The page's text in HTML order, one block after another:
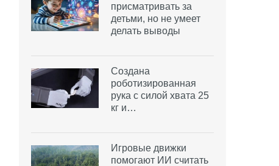
присматривать за
детьми, но не умеет
делать выводы
Создана
роботизированная
рука с силой хвата 25
кг и…
Игровые движки
помогают ИИ считать